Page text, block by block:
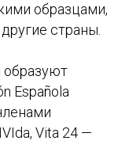
образцами,
страны.
образуют
Española
Vita 24 —